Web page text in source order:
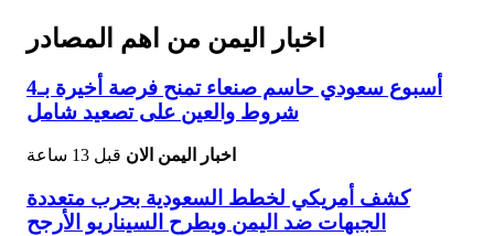
اخبار اليمن من اهم المصادر
أسبوع سعودي حاسم صنعاء تمنح فرصة أخيرة بـ4
شروط والعين على تصعيد شامل
اخبار اليمن الان قبل 13 ساعة
كشف أمريكي لخطط السعودية بحرب متعددة
الجبهات ضد اليمن ويطرح السيناريو الأرجح